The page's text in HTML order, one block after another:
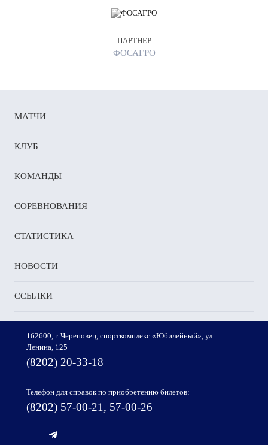
ПАРТНЕР
ФОСАГРО
МАТЧИ
КЛУБ
КОМАНДЫ
СОРЕВНОВАНИЯ
СТАТИСТИКА
НОВОСТИ
ССЫЛКИ
162600, г. Череповец, спорткомплекс «Юбилейный», ул.
Ленина, 125
(8202) 20-33-18
Телефон для справок по приобретению билетов:
(8202) 57-00-21, 57-00-26